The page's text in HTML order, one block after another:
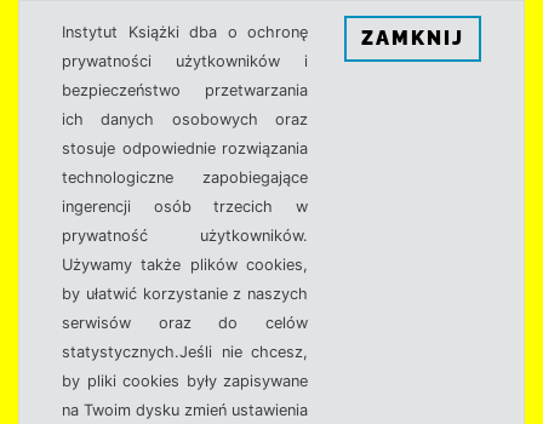
Instytut Książki dba o ochronę
prywatności użytkowników i
bezpieczeństwo przetwarzania
ich danych osobowych oraz
stosuje odpowiednie rozwiązania
technologiczne zapobiegające
ingerencji osób trzecich w
prywatność użytkowników.
Używamy także plików cookies,
by ułatwić korzystanie z naszych
serwisów oraz do celów
statystycznych.Jeśli nie chcesz,
by pliki cookies były zapisywane
na Twoim dysku zmień ustawienia
ZAMKNIJ